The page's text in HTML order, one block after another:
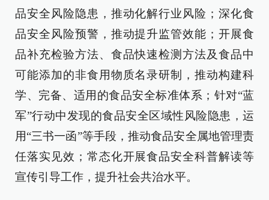
品安全风险隐患，推动化解行业风险；深化食
品安全风险预警，推动提升监管效能；开展食
品补充检验方法、食品快速检测方法及食品中
可能添加的非食用物质名录研制，推动构建科
学、完备、适用的食品安全标准体系；针对“蓝
军”行动中发现的食品安全区域性风险隐患，运
用“三书一函”等手段，推动食品安全属地管理责
任落实见效；常态化开展食品安全科普解读等
宣传引导工作，提升社会共治水平。